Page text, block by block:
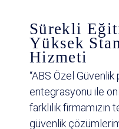
Sürekli
Yüksek
Hizmeti
“ABS Özel
entegrasyonu ile
farklılık
güvenlik